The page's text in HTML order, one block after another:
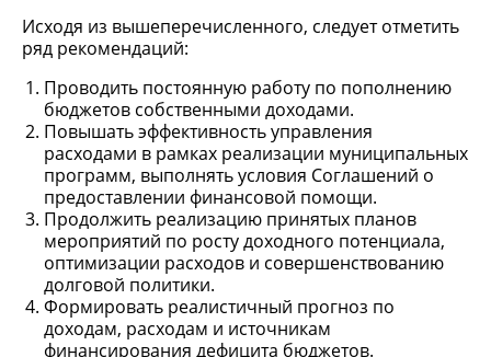
Исходя из вышеперечисленного, следует отметить
ряд рекомендаций:
Проводить постоянную работу по пополнению
бюджетов собственными доходами.
Повышать эффективность управления
расходами в рамках реализации муниципальных
программ, выполнять условия Соглашений о
предоставлении финансовой помощи.
Продолжить реализацию принятых планов
мероприятий по росту доходного потенциала,
оптимизации расходов и совершенствованию
долговой политики.
Формировать реалистичный прогноз по
доходам, расходам и источникам
финансирования дефицита бюджетов.